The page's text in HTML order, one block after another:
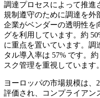
調達プロセスによって推進
規制遵守のために調達を外
企業がベンダーの透明性を
グを利用しています。約
に重点を置いています。調
タル導入率は 57% です。
スク管理を重視しています。
ヨーロッパの市場規模は、
評価され、コンプライアン